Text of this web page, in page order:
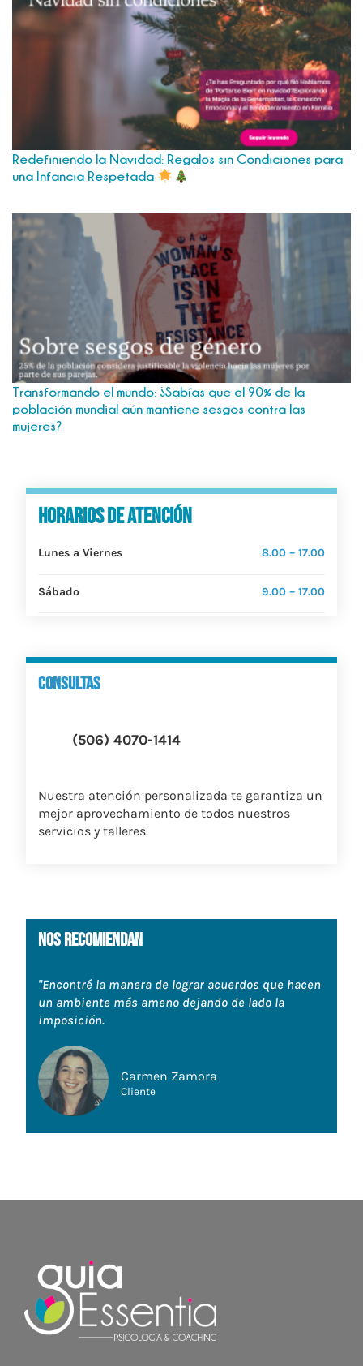
Redefiniendo la Navidad: Regalos sin Condiciones para
una Infancia Respetada
Transformando el mundo: ¿Sabías que el 90% de la
población mundial aún mantiene sesgos contra las
mujeres?
horarios de atención
Lunes a Viernes 8.00 – 17.00
Sábado 9.00 – 17.00
consultas
(506) 4070-1414
Nuestra atención personalizada te garantiza un
mejor aprovechamiento de todos nuestros
servicios y talleres.
nos recomiendan
"Encontré la manera de lograr acuerdos que hacen
un ambiente más ameno dejando de lado la
imposición.
Carmen Zamora
Cliente